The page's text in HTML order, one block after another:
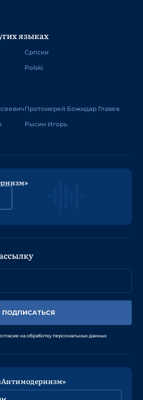
языках
Српски
Polski
Протоиерей Божидар Главев
Рысин Игорь
ПОДПИСАТЬСЯ
на обработку персональных данных